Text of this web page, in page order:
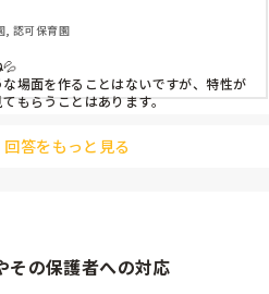
があげるのでいいのでしょうか？
り、石鹸をこちらがつけてあげ、手
にやろう】というと、
ます。
大泣きして暴れます。
, 認可保育園
💦
場面を作ることはないですが、特性が
もらうことはあります。
回答をもっと見る
その保護者への対応